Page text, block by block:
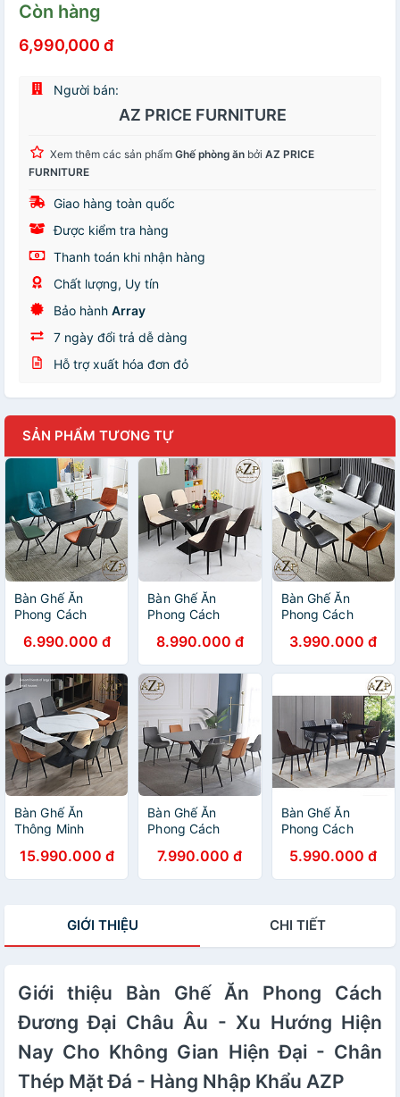
Còn hàng
6,990,000 đ
Người bán:
AZ PRICE FURNITURE
Xem thêm các sản phẩm Ghế phòng ăn bởi AZ PRICE
FURNITURE
Giao hàng toàn quốc
Được kiểm tra hàng
Thanh toán khi nhận hàng
Chất lượng, Uy tín
Bảo hành Array
7 ngày đổi trả dễ dàng
Hỗ trợ xuất hóa đơn đỏ
SẢN PHẨM TƯƠNG TỰ
Bàn Ghế Ăn
Phong Cách
Âu - Xu Hướng
Hiện Nay Cho
Không Gian Hiện
Đại - Chân Thép
Mặt Đá - Hàng
Nhập Khẩu AZP
6.990.000 đ
Bàn Ghế Ăn
Phong Cách
Âu - Xu Hướng
Hiện Nay Cho
Không Gian Hiện
Đại - Chân Thép
Mặt Đá - Hàng
Nhập Khẩu AZP
8.990.000 đ
Bàn Ghế Ăn
Phong Cách
Âu - Xu Hướng
Hiện Nay Cho
Không Gian Hiện
Đại - Chân Thép
Mặt Đá - Hàng
Nhập Khẩu AZP
3.990.000 đ
Bàn Ghế Ăn
Thông Minh
Đương Đại Châu
Âu - Xu Hướng
Đại - Chân Thép
15.990.000 đ
Bàn Ghế Ăn
Phong Cách
Âu - Xu Hướng
Hiện Nay Cho
7.990.000 đ
Bàn Ghế Ăn
Phong Cách
Âu - Xu Hướng
Hiện Nay Cho
Mặt Đá - Hàng
5.990.000 đ
GIỚI THIỆU CHI TIẾT
Giới thiệu Bàn Ghế Ăn Phong Cách
Đương Đại Châu Âu - Xu Hướng Hiện
Nay Cho Không Gian Hiện Đại - Chân
Thép Mặt Đá - Hàng Nhập Khẩu AZP